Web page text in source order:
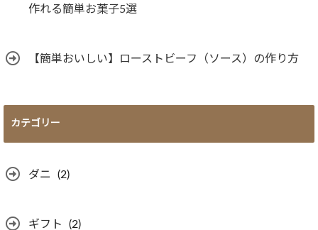
作れる簡単お菓子5選
【簡単おいしい】ローストビーフ（ソース）の作り方
カテゴリー
ダニ (2)
ギフト (2)